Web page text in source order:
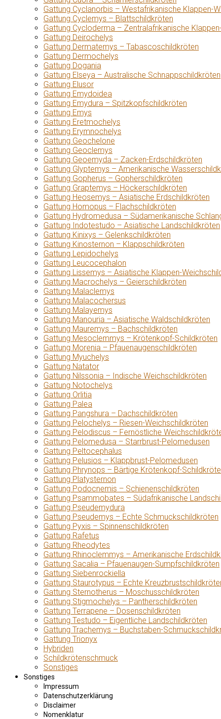
Gattung Cyclanorbis – Westafrikanische Klappen-
Gattung Cyclemys – Blattschildkröten
Gattung Cycloderma – Zentralafrikanische
Gattung Deirochelys
Gattung Dermatemys – Tabascoschildkröten
Gattung Dermochelys
Gattung Dogania
Gattung Elseya – Australische Schnappschildkröten
Gattung Elusor
Gattung Emydoidea
Gattung Emydura – Spitzkopfschildkröten
Gattung Emys
Gattung Eretmochelys
Gattung Erymnochelys
Gattung Geochelone
Gattung Geoclemys
Gattung Geoemyda – Zacken-Erdschildkröten
Gattung Glyptemys – Amerikanische
Gattung Gopherus – Gopherschildkröten
Gattung Graptemys – Höckerschildkröten
Gattung Heosemys – Asiatische Erdschildkröten
Gattung Homopus – Flachschildkröten
Gattung Hydromedusa – Südamerikanische
Gattung Indotestudo – Asiatische Landschildkröten
Gattung Kinixys – Gelenkschildkröten
Gattung Kinosternon – Klappschildkröten
Gattung Lepidochelys
Gattung Leucocephalon
Gattung Lissemys – Asiatische Klappen-
Gattung Macrochelys – Geierschildkröten
Gattung Malaclemys
Gattung Malacochersus
Gattung Malayemys
Gattung Manouria – Asiatische Waldschildkröten
Gattung Mauremys – Bachschildkröten
Gattung Mesoclemmys – Krötenkopf-Schildkröten
Gattung Morenia – Pfauenaugenschildkröten
Gattung Myuchelys
Gattung Natator
Gattung Nilssonia – Indische Weichschildkröten
Gattung Notochelys
Gattung Orlitia
Gattung Palea
Gattung Pangshura – Dachschildkröten
Gattung Pelochelys – Riesen-Weichschildkröten
Gattung Pelodiscus – Fernöstliche
Gattung Pelomedusa – Starrbrust-Pelomedusen
Gattung Peltocephalus
Gattung Pelusios – Klappbrust-Pelomedusen
Gattung Phrynops – Bärtige Krötenkopf-
Gattung Platysternon
Gattung Podocnemis – Schienenschildkröten
Gattung Psammobates – Südafrikanische
Gattung Pseudemydura
Gattung Pseudemys – Echte Schmuckschildkröten
Gattung Pyxis – Spinnenschildkröten
Gattung Rafetus
Gattung Rheodytes
Gattung Rhinoclemmys – Amerikanische
Gattung Sacalia – Pfauenaugen-Sumpfschildkröten
Gattung Siebenrockiella
Gattung Staurotypus – Echte
Gattung Sternotherus – Moschusschildkröten
Gattung Stigmochelys – Pantherschildkröten
Gattung Terrapene – Dosenschildkröten
Gattung Testudo – Eigentliche Landschildkröten
Gattung Trachemys – Buchstaben-
Gattung Trionyx
Hybriden
Schildkrötenschmuck
Sonstiges
Sonstiges
Impressum
Datenschutzerklärung
Disclaimer
Nomenklatur